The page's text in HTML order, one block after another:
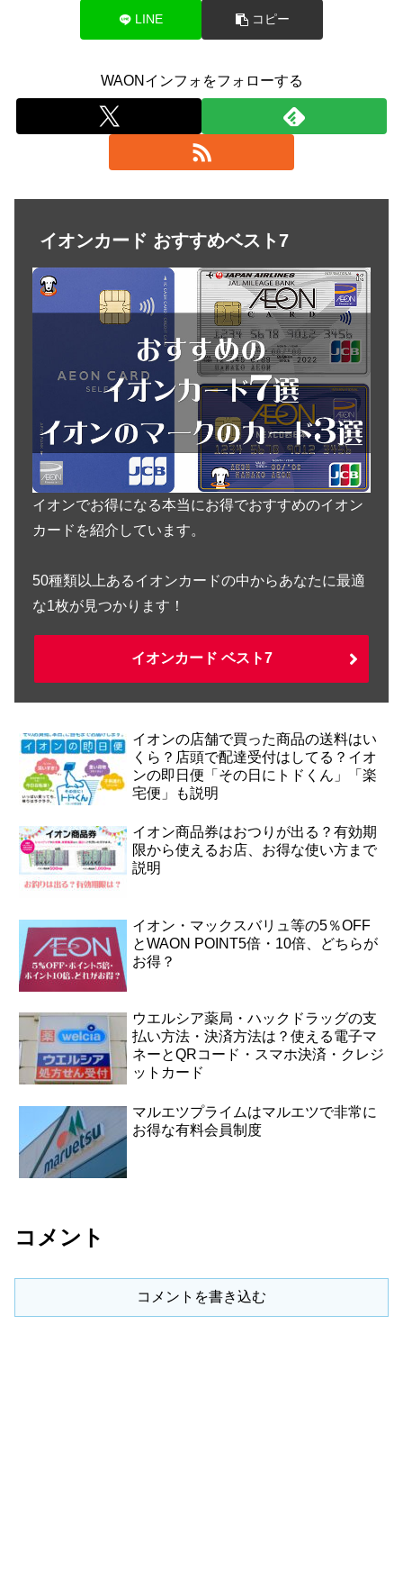
LINE コピー
WAONインフォをフォローする
イオンカード おすすめベスト7
イオンでお得になる本当にお得でおすすめのイオン
カードを紹介しています。
50種類以上あるイオンカードの中からあなたに最適
な1枚が見つかります！
イオンカード ベスト7
イオンの店舗で買った商品の送料はい
くら？店頭で配達受付はしてる？イオ
ンの即日便「その日にトドくん」「楽
宅便」も説明
イオン商品券はおつりが出る？有効期
限から使えるお店、お得な使い方まで
説明
イオン・マックスバリュ等の5％OFF
とWAON POINT5倍・10倍、どちらが
お得？
ウエルシア薬局・ハックドラッグの支
払い方法・決済方法は？使える電子マ
ネーとQRコード・スマホ決済・クレジ
ットカード
マルエツプライムはマルエツで非常に
お得な有料会員制度
コメント
コメントを書き込む